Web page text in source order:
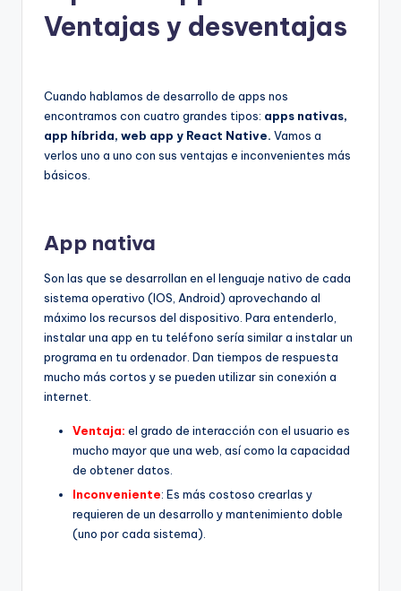
Ventajas y desventajas
Cuando hablamos de desarrollo de apps nos
encontramos con cuatro grandes tipos: apps nativas,
app híbrida, web app y React Native. Vamos a
verlos uno a uno con sus ventajas e inconvenientes más
básicos.
App nativa
Son las que se desarrollan en el lenguaje nativo de cada
sistema operativo (IOS, Android) aprovechando al
máximo los recursos del dispositivo. Para entenderlo,
instalar una app en tu teléfono sería similar a instalar un
programa en tu ordenador. Dan tiempos de respuesta
mucho más cortos y se pueden utilizar sin conexión a
internet.
Ventaja: el grado de interacción con el usuario es
mucho mayor que una web, así como la capacidad
de obtener datos.
Inconveniente: Es más costoso crearlas y
requieren de un desarrollo y mantenimiento doble
(uno por cada sistema).